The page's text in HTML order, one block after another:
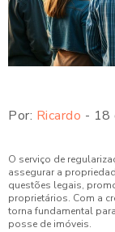
Por: Ricardo - 18
O serviço de
assegurar a
questões legais,
proprietários. Com a
torna fundamental
posse de imóveis.